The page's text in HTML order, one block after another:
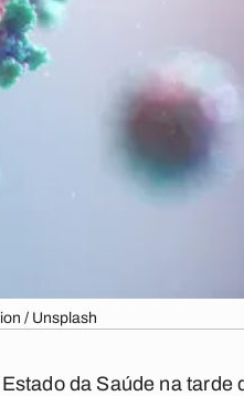
/ Unsplash
da Saúde na tarde